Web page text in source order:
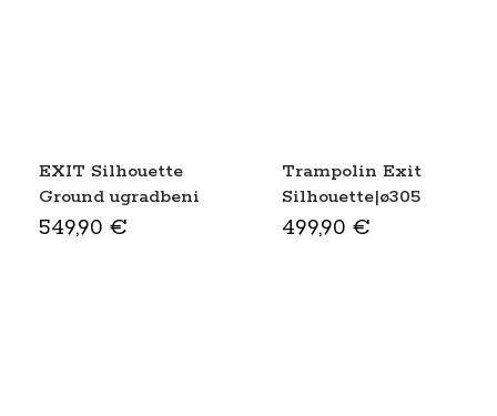
EXIT Silhouette
Ground ugradbeni
trampolin |ø305
549,90 €
Trampolin Exit
Silhouette|ø305
cm| -green-
499,90 €